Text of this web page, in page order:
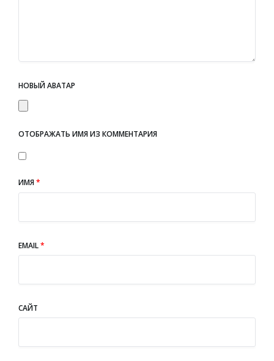
НОВЫЙ АВАТАР
ОТОБРАЖАТЬ ИМЯ ИЗ КОММЕНТАРИЯ
ИМЯ*
EMAIL*
САЙТ